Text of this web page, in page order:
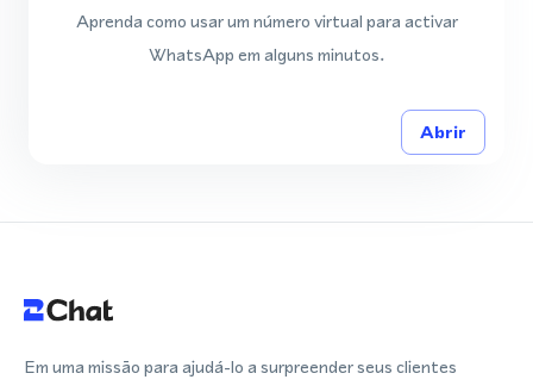
Aprenda como usar um número virtual para activar
WhatsApp em alguns minutos.
Abrir
Em uma missão para ajudá-lo a surpreender seus clientes